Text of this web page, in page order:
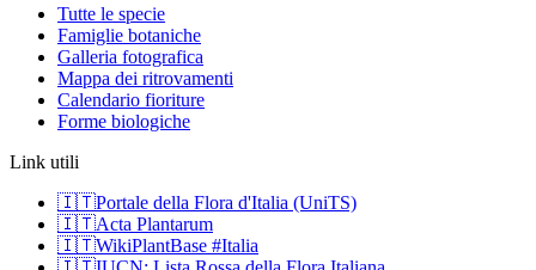
Tutte le specie
Famiglie botaniche
Galleria fotografica
Mappa dei ritrovamenti
Calendario fioriture
Forme biologiche
Link utili
🇮🇹Portale della Flora d'Italia (UniTS)
🇮🇹Acta Plantarum
🇮🇹WikiPlantBase #Italia